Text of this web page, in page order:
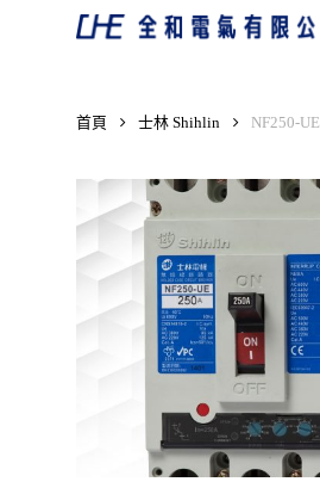
首頁 士林 Shihlin NF250-UE